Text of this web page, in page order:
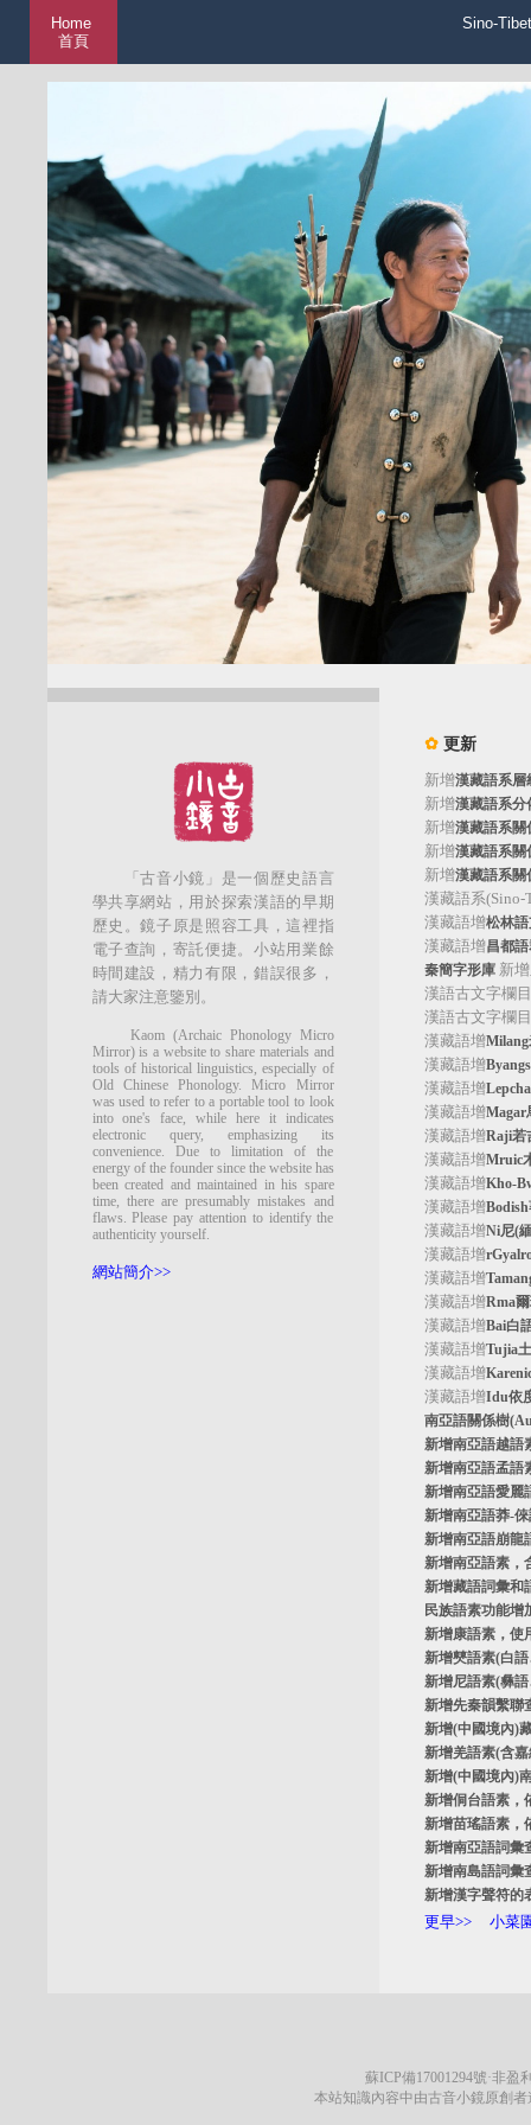
Home
首頁
Sino-
「古音小鏡」是一個歷史語言
學共享網站，用於探索漢語的早期
歷史。鏡子原是照容工具，這裡指
電子查詢，寄託便捷。小站用業餘
時間建設，精力有限，錯誤很多，
請大家注意鑒別。
Kaom (Archaic Phonology Micro
Mirror) is a website to share materials and
tools of historical linguistics, especially of
Old Chinese Phonology. Micro Mirror
was used to refer to a portable tool to look
into one's face, while here it indicates
electronic query, emphasizing its
convenience. Due to limitation of the
energy of the founder since the website has
been created and maintained in his spare
time, there are presumably mistakes and
flaws. Please pay attention to identify the
authenticity yourself.
網站簡介>>
✿ 更新
新增漢藏語系層
新增漢藏語系分
新增漢藏語系關
新增漢藏語系關
新增漢藏語系關
漢藏語系(Sino-
漢藏語增松林語
漢藏語增昌都語
秦簡字形庫新增
漢語古文字欄
漢語古文字欄
漢藏語增Milang
漢藏語增
漢藏語增
漢藏語增Magar
漢藏語增Raji若
漢藏語增Mruic
漢藏語增Kho-
漢藏語增
漢藏語增Ni尼(
漢藏語增
漢藏語增
漢藏語增Rma
漢藏語增Bai白
漢藏語增Tujia
漢藏語增
漢藏語增Idu依
南亞語關係樹
新增南亞語越語
新增南亞語孟語
新增南亞語愛麗
新增南亞語莽-倈
新增南亞語崩龍
新增南亞語素，
新增藏語詞彙和
民族語素功能
新增康語素，使
新增僰語素(白
新增尼語素(彝
新增先秦韻繫聯
新增(中國境內)
新增羌語素(含
新增(中國境內)
新增侗台語素，
新增苗瑤語素，
新增南亞語詞彙
新增南島語詞彙
新增漢字聲符的
更早>> 小菜
蘇ICP備17001294號·非盈
本站知識內容中由古音小鏡原創